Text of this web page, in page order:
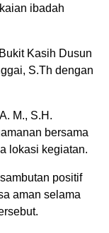
ibadah
Kasih Dusun
S.Th dengan
M., S.H.
bersama
lokasi kegiatan.
positif
aman selama